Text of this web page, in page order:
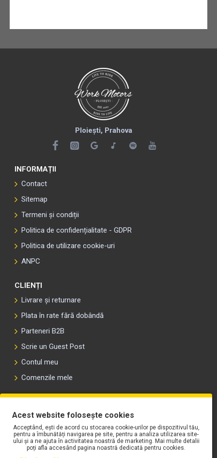
Ploiești, Prahova
INFORMAȚII
Contact
Sitemap
Termeni și condiții
Politica de confidențialitate - GDPR
Politica de utilizare cookie-uri
ANPC
CLIENȚI
Livrare și returnare
Plata în rate fără dobândă
Parteneri B2B
Scrie un Guest Post
Contul meu
Comenzile mele
Acest website folosește cookies
Acceptând, ești de acord cu stocarea cookie-urilor pe dispozitivul tău,
pentru a îmbunătăți navigarea pe site, pentru a analiza utilizarea site-
ului și a ne ajuta în activitatea noastră de marketing. Mai multe detalii
poți afla accesând pagina noastră dedicată pentru cookies.